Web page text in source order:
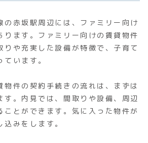
の赤坂駅周辺には、ファミリー向け
ります。ファミリー向けの賃貸物件
りや充実した設備が特徴で、子育て
います。
物件の契約手続きの流れは、まずは
す。内見では、間取りや設備、周辺
ことができます。気に入った物件が
みをします。